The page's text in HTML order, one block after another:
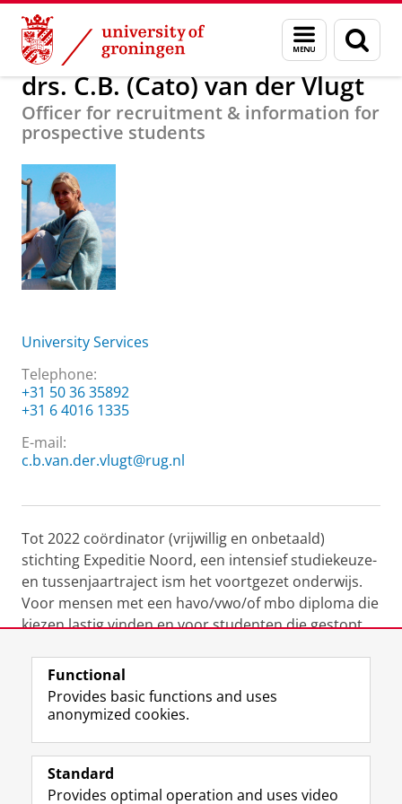
Skip
Content
Skip
Navigation
Menu
and
search
page
About us drs. C.B. (Cato) van der Vlugt
drs. C.B. (Cato) van der Vlugt
Officer for recruitment & information for
prospective students
University Services
Telephone:
+31 50 36 35892
+31 6 4016 1335
E-mail:
c.b.van.der.vlugt@rug.nl
Tot 2022 coördinator (vrijwillig en onbetaald)
stichting Expeditie Noord, een intensief studiekeuze-
en tussenjaartraject ism het voortgezet onderwijs.
Voor mensen met een havo/vwo/of mbo diploma die
kiezen lastig vinden en voor studenten die gestopt
Last modified: 31 October 2024 3.10 p.m.
Follow the UG
F
a
e
L
i
k
R
S
-
I
n
t
Y
o
T
Functional
Provides basic functions and uses
anonymized cookies.
Standard
Provides optimal operation and uses video